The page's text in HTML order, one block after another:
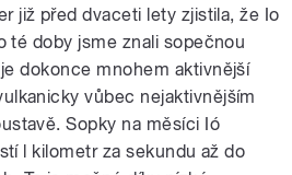
již před dvaceti lety zjistila, že Io
té doby jsme znali sopečnou
dokonce mnohem aktivnější
vůbec nejaktivnějším
Sopky na měsíci Ió
l kilometr za sekundu až do